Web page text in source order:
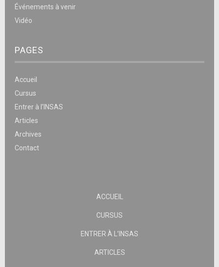
Événements à venir
Vidéo
PAGES
Accueil
Cursus
Entrer à l’INSAS
Articles
Archives
Contact
ACCUEIL
CURSUS
ENTRER À L’INSAS
ARTICLES